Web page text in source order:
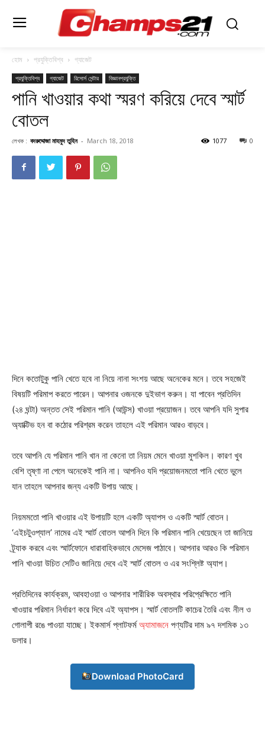
হোম প্রযুক্তিবিশ্ব গ্যাজেট
প্রযুক্তিবিশ্ব গ্যাজেট রিসোর্স সেন্টার বিজ্ঞানপ্রযুক্তি
পানি খাওয়ার কথা স্মরণ করিয়ে দেবে স্মার্ট
বোতল
লেখক : বদরুদ্দোজা মাহমুদ তুহিন - March 18, 2018 0
1077
দিনে কতোটুকু পানি খেতে হবে না নিয়ে নানা সংশয় আছে অনেকের মনে। তবে সহজেই
বিষয়টি পরিমাপ করতে পারেন। আপনার ওজনকে দুইভাগ করুন। যা পাবেন প্রতিদিন
(২৪ ঘন্টা) অন্তত সেই পরিমান পানি (আউন্স) খাওয়া প্রয়োজন। তবে আপনি যদি সুপার
অ্যাক্টিভ হন বা কঠোর পরিশ্রম করেন তাহলে এই পরিমান আরও বাড়বে।
তবে আপনি যে পরিমান পানি খান না কেনো তা নিয়ম মেনে খাওয়া মুশকিল। কারণ খুব
বেশি তৃষ্ণা না পেলে অনেকেই পানি না। আপনিও যদি প্রয়োজনমতো পানি খেতে ভুলে
যান তাহলে আপনার জন্য একটি উপায় আছে।
নিয়মমতো পানি খাওয়ার এই উপায়টি হলে একটি অ্যাপস ও একটি স্মার্ট বোতন।
‘এইচটুওপ্যাল’ নামের এই স্মার্ট বোতল আপনি দিনে কি পরিমান পানি খেয়েছেন তা জানিয়ে
ট্র্যাক করবে এবং স্মার্টফোনে ধারাবাহিকভাবে মেসেজ পাঠাবে। আপনার আরও কি পরিমান
পানি খাওয়া উচিত সেটিও জানিয়ে দেবে এই স্মার্ট বোতল ও এর সংশ্লিষ্ট অ্যাপ।
প্রতিদিনের কার্যক্রম, আবহাওয়া ও আপনার শারীরিক অবস্থার পরিপ্রেক্ষিতে পানি
খাওয়ার পরিমান নির্ধারণ করে দিবে এই অ্যাপস। স্মার্ট বোতলটি কাচের তৈরি এবং নীল ও
গোলাপী রঙে পাওয়া যাচ্ছে। ইকমার্স প্লাটফর্মঅ্যামাজনে পণ্যটির দাম ৯৭ দশমিক ১৩
ডলার।
Download PhotoCard